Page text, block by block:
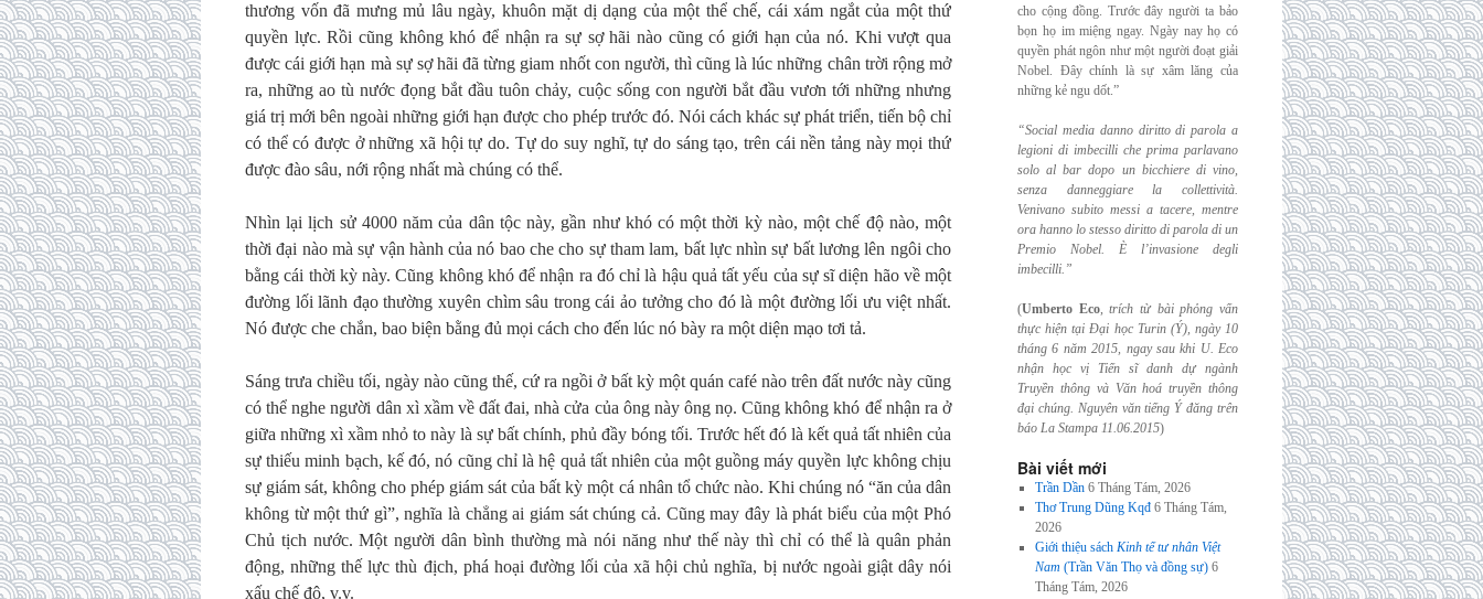
thương vốn đã mưng mủ lâu ngày, khuôn mặt dị dạng của một thể chế, cái xám ngắt của một thứ
quyền lực. Rồi cũng không khó để nhận ra sự sợ hãi nào cũng có giới hạn của nó. Khi vượt qua
được cái giới hạn mà sự sợ hãi đã từng giam nhốt con người, thì cũng là lúc những chân trời rộng mở
ra, những ao tù nước đọng bắt đầu tuôn chảy, cuộc sống con người bắt đầu vươn tới những nhưng
giá trị mới bên ngoài những giới hạn được cho phép trước đó. Nói cách khác sự phát triển, tiến bộ chỉ
có thể có được ở những xã hội tự do. Tự do suy nghĩ, tự do sáng tạo, trên cái nền tảng này mọi thứ
được đào sâu, nới rộng nhất mà chúng có thể.
Nhìn lại lịch sử 4000 năm của dân tộc này, gần như khó có một thời kỳ nào, một chế độ nào, một
thời đại nào mà sự vận hành của nó bao che cho sự tham lam, bất lực nhìn sự bất lương lên ngôi cho
bằng cái thời kỳ này. Cũng không khó để nhận ra đó chỉ là hậu quả tất yếu của sự sĩ diện hão về một
đường lối lãnh đạo thường xuyên chìm sâu trong cái ảo tưởng cho đó là một đường lối ưu việt nhất.
Nó được che chắn, bao biện bằng đủ mọi cách cho đến lúc nó bày ra một diện mạo tơi tả.
Sáng trưa chiều tối, ngày nào cũng thế, cứ ra ngồi ở bất kỳ một quán café nào trên đất nước này cũng
có thể nghe người dân xì xầm về đất đai, nhà cửa của ông này ông nọ. Cũng không khó để nhận ra ở
giữa những xì xầm nhỏ to này là sự bất chính, phủ đầy bóng tối. Trước hết đó là kết quả tất nhiên của
sự thiếu minh bạch, kế đó, nó cũng chỉ là hệ quả tất nhiên của một guồng máy quyền lực không chịu
sự giám sát, không cho phép giám sát của bất kỳ một cá nhân tổ chức nào. Khi chúng nó “ăn của dân
không từ một thứ gì”, nghĩa là chẳng ai giám sát chúng cả. Cũng may đây là phát biểu của một Phó
Chủ tịch nước. Một người dân bình thường mà nói năng như thế này thì chỉ có thể là quân phản
động, những thế lực thù địch, phá hoại đường lối của xã hội chủ nghĩa, bị nước ngoài giật dây nói
xấu chế độ, v.v.
cho cộng đồng. Trước đây người ta bảo
bọn họ im miệng ngay. Ngày nay họ có
quyền phát ngôn như một người đoạt giải
Nobel. Đây chính là sự xâm lăng của
những kẻ ngu dốt.”
“Social media danno diritto di parola a
legioni di imbecilli che prima parlavano
solo albar dopo un bicchiere di vino,
senza danneggiare la collettività.
Venivano subito messi a tacere, mentre
ora hanno lo stesso diritto di parola di un
Premio Nobel. È l’invasione degli
imbecilli.”
(Umberto Eco,trích từ bài phỏng vấn
thực hiện tại Đại học Turin (Ý), ngày 10
tháng 6 năm 2015, ngay sau khi U. Eco
nhận học vị Tiến sĩ danh dự ngành
Truyền thông và Văn hoá truyền thông
đại chúng. Nguyên văn tiếng Ý đăng trên
báo La Stampa 11.06.2015)
Bài viết mới
Trần Dần 6 Tháng Tám, 2026
Thơ Trung Dũng Kqđ 6 Tháng Tám,
2026
Giới thiệu sách Kinh tế tư nhân Việt
Nam (Trần Văn Thọ và đồng sự) 6
Tháng Tám, 2026